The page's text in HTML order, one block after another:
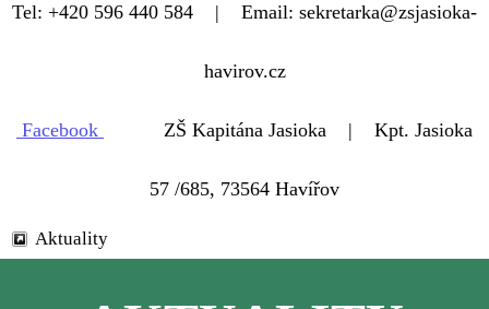
Tel: +420 596 440 584 | Email: sekretarka@zsjasioka-
havirov.cz
Facebook ZŠ Kapitána Jasioka | Kpt. Jasioka
57 /685, 73564 Havířov
Aktuality